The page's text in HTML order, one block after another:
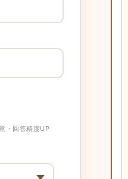
・回答精度UP